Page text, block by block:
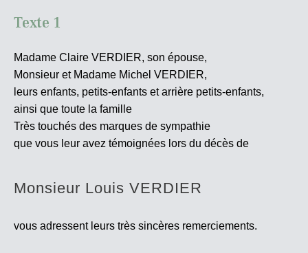
Texte 1
Madame Claire VERDIER, son épouse,
Monsieur et Madame Michel VERDIER,
leurs enfants, petits-enfants et arrière petits-enfants,
ainsi que toute la famille
Très touchés des marques de sympathie
que vous leur avez témoignées lors du décès de
Monsieur Louis VERDIER
vous adressent leurs très sincères remerciements.